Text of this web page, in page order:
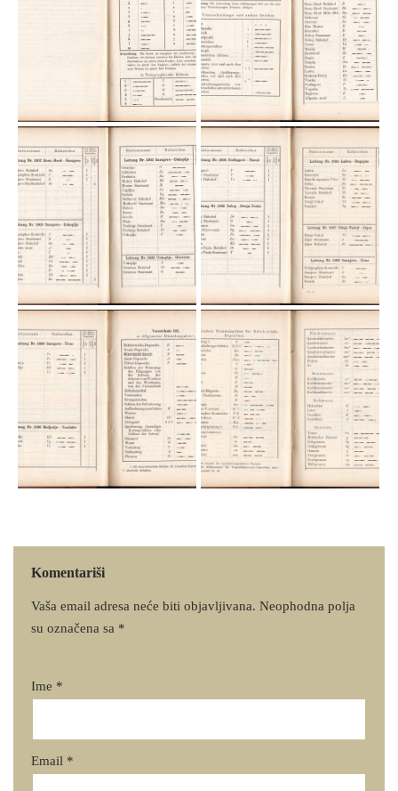
Komentariši
Vaša email adresa neće biti objavljivana. Neophodna polja
su označena sa *
Ime *
Email *